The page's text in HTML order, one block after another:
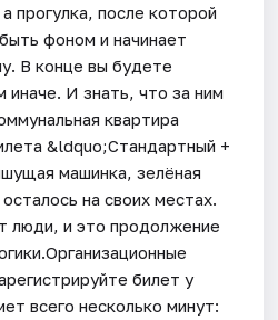
прогулка, после которой
фоном и начинает
В конце вы будете
И знать, что за ним
квартира
&ldquo;Стандартный +
машинка, зелёная
на своих местах.
люди, и это продолжение
билет у
всего несколько минут: